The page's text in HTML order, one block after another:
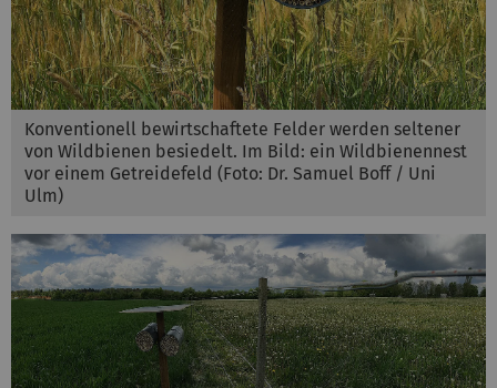
Konventionell bewirtschaftete Felder werden seltener
von Wildbienen besiedelt. Im Bild: ein Wildbienennest
vor einem Getreidefeld (Foto: Dr. Samuel Boff / Uni
Ulm)